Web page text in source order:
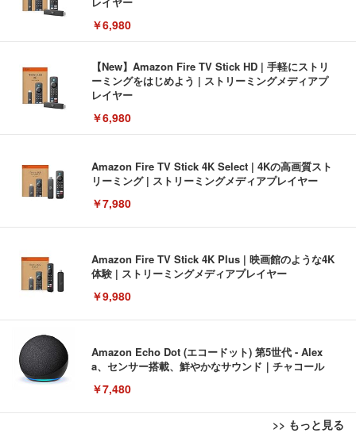
￥6,980
【New】Amazon Fire TV Stick HD | 手軽にストリ
ーミングをはじめよう | ストリーミングメディアプ
レイヤー
￥6,980
Amazon Fire TV Stick 4K Select | 4Kの高画質スト
リーミング | ストリーミングメディアプレイヤー
￥7,980
Amazon Fire TV Stick 4K Plus | 映画館のような4K
体験 | ストリーミングメディアプレイヤー
￥9,980
Amazon Echo Dot (エコードット) 第5世代 - Alex
a、センサー搭載、鮮やかなサウンド｜チャコール
￥7,480
>> もっと見る